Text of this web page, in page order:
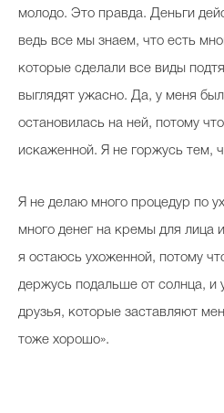
молодо. Это правда. Деньги
ведь все мы знаем, что есть
которые сделали все виды
выглядят ужасно. Да, у меня
остановилась на ней, потому
искаженной. Я не горжусь тем,
Я не делаю много процедур по
много денег на кремы для лица
я остаюсь ухоженной, потому
держусь подальше от солнца, и
друзья, которые заставляют
тоже хорошо».